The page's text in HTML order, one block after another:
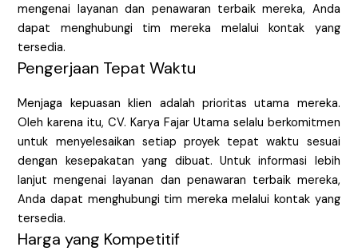
mengenai layanan dan penawaran terbaik mereka, Anda
dapat menghubungi tim mereka melalui kontak yang
tersedia.
Pengerjaan Tepat Waktu
Menjaga kepuasan klien adalah prioritas utama mereka.
Oleh karena itu, CV. Karya Fajar Utama selalu berkomitmen
untuk menyelesaikan setiap proyek tepat waktu sesuai
dengan kesepakatan yang dibuat. Untuk informasi lebih
lanjut mengenai layanan dan penawaran terbaik mereka,
Anda dapat menghubungi tim mereka melalui kontak yang
tersedia.
Harga yang Kompetitif